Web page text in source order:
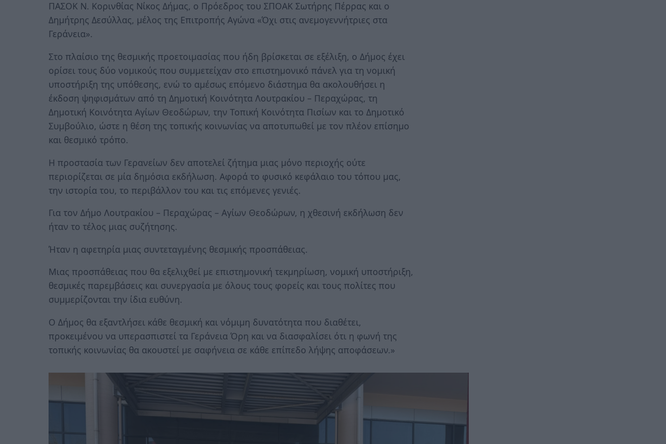
ΠΑΣΟΚ Ν. Κορινθίας Νίκος Δήμας, ο Πρόεδρος του ΣΠΟΑΚ Σωτήρης Πέρρας και ο
Δημήτρης Δεσύλλας, μέλος της Επιτροπής Αγώνα «Όχι στις ανεμογεννήτριες στα
Γεράνεια».
Στο πλαίσιο της θεσμικής προετοιμασίας που ήδη βρίσκεται σε εξέλιξη, ο Δήμος έχει
ορίσει τους δύο νομικούς που συμμετείχαν στο επιστημονικό πάνελ για τη νομική
υποστήριξη της υπόθεσης, ενώ το αμέσως επόμενο διάστημα θα ακολουθήσει η
έκδοση ψηφισμάτων από τη Δημοτική Κοινότητα Λουτρακίου – Περαχώρας, τη
Δημοτική Κοινότητα Αγίων Θεοδώρων, την Τοπική Κοινότητα Πισίων και το Δημοτικό
Συμβούλιο, ώστε η θέση της τοπικής κοινωνίας να αποτυπωθεί με τον πλέον επίσημο
και θεσμικό τρόπο.
Η προστασία των Γερανείων δεν αποτελεί ζήτημα μιας μόνο περιοχής ούτε
περιορίζεται σε μία δημόσια εκδήλωση. Αφορά το φυσικό κεφάλαιο του τόπου μας,
την ιστορία του, το περιβάλλον του και τις επόμενες γενιές.
Για τον Δήμο Λουτρακίου – Περαχώρας – Αγίων Θεοδώρων, η χθεσινή εκδήλωση δεν
ήταν το τέλος μιας συζήτησης.
Ήταν η αφετηρία μιας συντεταγμένης θεσμικής προσπάθειας.
Μιας προσπάθειας που θα εξελιχθεί με επιστημονική τεκμηρίωση, νομική υποστήριξη,
θεσμικές παρεμβάσεις και συνεργασία με όλους τους φορείς και τους πολίτες που
συμμερίζονται την ίδια ευθύνη.
Ο Δήμος θα εξαντλήσει κάθε θεσμική και νόμιμη δυνατότητα που διαθέτει,
προκειμένου να υπερασπιστεί τα Γεράνεια Όρη και να διασφαλίσει ότι η φωνή της
τοπικής κοινωνίας θα ακουστεί με σαφήνεια σε κάθε επίπεδο λήψης αποφάσεων.»